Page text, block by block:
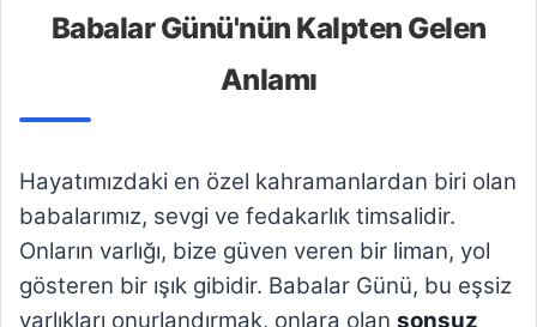
Babalar Günü'nün Kalpten Gelen
Anlamı
Hayatımızdaki en özel kahramanlardan biri olan
babalarımız, sevgi ve fedakarlık timsalidir.
Onların varlığı, bize güven veren bir liman, yol
gösteren bir ışık gibidir. Babalar Günü, bu eşsiz
varlıkları onurlandırmak, onlara olan sonsuz